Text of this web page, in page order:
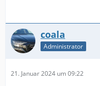
coala
Administrator
21. Januar 2024 um 09:22